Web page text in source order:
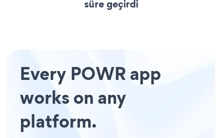
süre geçirdi
Every POWR app
works on any
platform.